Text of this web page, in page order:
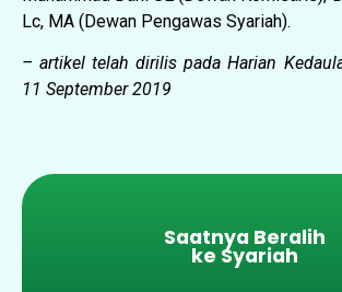
Lc, MA (Dewan Pengawas Syariah).
– artikel telah dirilis pada Harian
11 September 2019
Saatnya Beralih
ke Syariah